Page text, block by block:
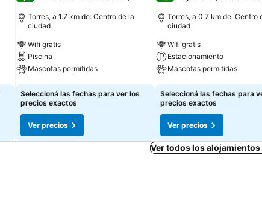
Torres, a 1.7 km de: Centro de la
ciudad
Wifi gratis
Piscina
Mascotas permitidas
Ver precios
Seleccioná las fechas para ver los
precios exactos
Ver precios
Torres, a 0.7 km de: Centro
ciudad
Wifi gratis
Estacionamiento
Mascotas permitidas
Ver precios
Seleccioná las fechas para
precios exactos
Ver precios
Ver todos los alojamientos